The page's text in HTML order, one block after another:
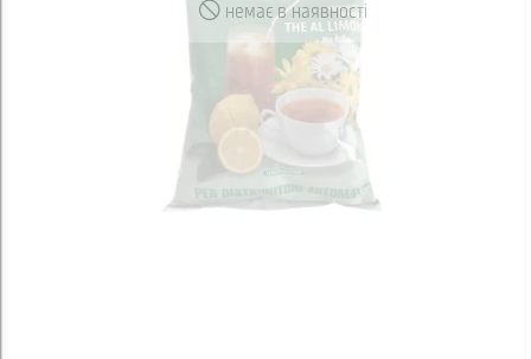
Склад: екстракт чорного чаю, концентрат лимонного соку,
цукор та допоміжні компоненти для стабільного розчинення.
Купити чай лимонний Ristora для кавових автоматів в Україні
Хочете стабільний смак, мінімум проблем і задоволених
клієнтів? Тоді ви за адресою. Купуйте чай лимонний Ristora
немає в наявності